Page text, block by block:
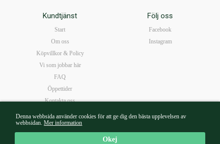
Okej
Denna webbsida använder cookies för att ge dig den bästa upplevelsen av
webbsidan.Mer information
Kundtjänst
Start
Om oss
Köpvillkor & Policy
Vi som jobbar här
FAQ
Öppettider
Kontakta oss
Följ oss
Facebook
Instagram
Mån-Fre10-18 I Lör 10-16